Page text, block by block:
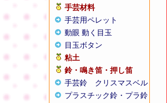
手芸材料
手芸用ペレット
動眼 動く目玉
目玉ボタン
粘土
鈴・鳴き笛・押し笛
手芸鈴
クリスマスベル
プラスチック鈴・プラ鈴